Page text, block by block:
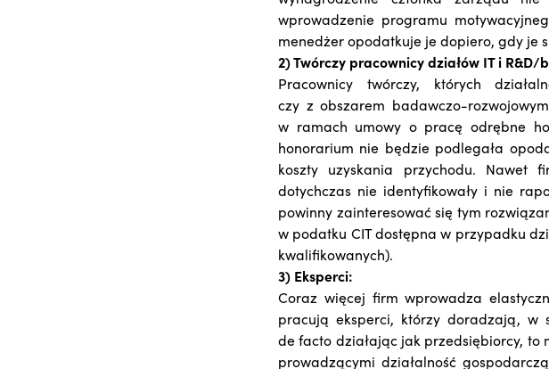
wprowadzenie programu
menedżer opodatkuje je dopiero, gdy je
2) Twórczy pracownicy działów IT i
Pracownicy twórczy, których
czy z obszarem badawczo-
w ramach umowy o pracę odrębne
honorarium nie będzie podlegała
koszty uzyskania przychodu. Nawet
dotychczas nie identyfikowały i nie
powinny zainteresować się tym
w podatku CIT dostępna w przypadku
kwalifikowanych).
3) Eksperci:
Coraz więcej firm wprowadza
pracują eksperci, którzy doradzają, w
de facto działając jak przedsiębiorcy,
prowadzącymi działalność